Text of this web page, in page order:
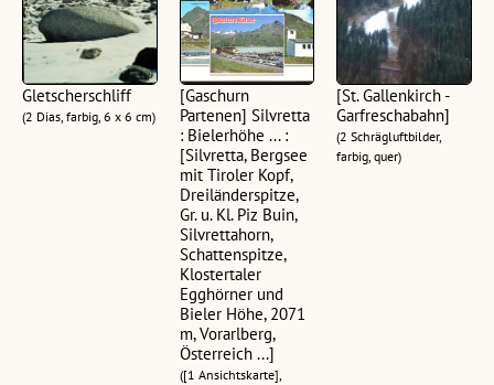
Gletscherschliff
(2 Dias, farbig, 6 x 6 cm)
[Gaschurn
Partenen] Silvretta
: Bielerhöhe ... :
[Silvretta, Bergsee
mit Tiroler Kopf,
Dreiländerspitze,
Gr. u. Kl. Piz Buin,
Silvrettahorn,
Schattenspitze,
Klostertaler
Egghörner und
Bieler Höhe, 2071
m, Vorarlberg,
Österreich ...]
([1 Ansichtskarte],
[St. Gallenkirch -
Garfreschabahn]
(2 Schrägluftbilder,
farbig, quer)